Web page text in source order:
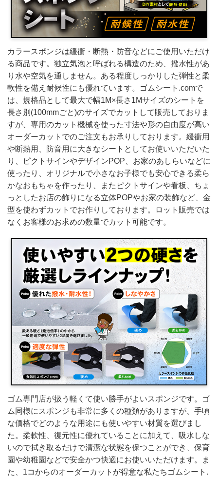
カラースポンジは緩衝・断熱・防音などにご使用いただけ
る商品です。独立気泡と呼ばれる構造のため、撥水性があ
り水や空気を通しません。ある程度しっかりした弾性と柔
軟性を備え耐候性にも優れています。ゴムシート.comで
は、規格品として最大で幅1M×長さ1Mサイズのシートを
長さ別(100mmごと)のサイズでカットして販売しておりま
すが、専用のカット機械を使った寸法や形の自由度が高い
オーダーカットでのご注文もお承りしております。緩衝用
や断熱用、防音用に大きなシートとしてお使いいただいた
り、ピクトサインやデザインPOP、お家のあしらいなどに
使ったり、オリジナルで小さなお子様でも安心できる柔ら
かなおもちゃを作ったり、またピクトサインや看板、ちょ
っとしたお店の飾りになる立体POPやお家の装飾など、金
型を使わずカットでお作りしております。ロット販売では
なくお客様のお求めの数量でカット可能です。
ゴム専門店が扱う軽くて使い勝手がよいスポンジです。ゴ
ム同様にスポンジも非常に多くの種類がありますが、手頃
な価格でどのような用途にも使いやすい材質を選びまし
た。柔軟性、復元性に優れていることに加えて、吸水しな
いので拭き取るだけで清潔な状態を保つことができ、保育
園や幼稚園などで安全かつ快適にお使いいただけます。ま
た、1コからのオーダーカットが得意な私たちゴムシート.